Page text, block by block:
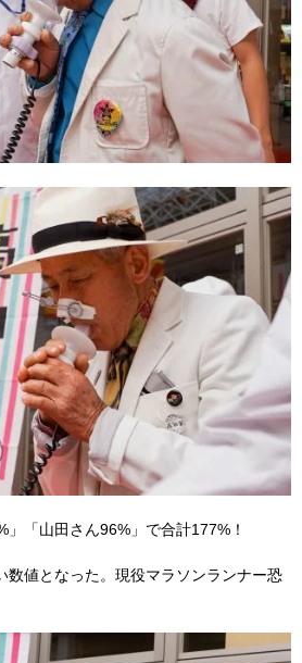
「山田さん96%」で合計177%！
数値となった。現役マラソンランナー恐